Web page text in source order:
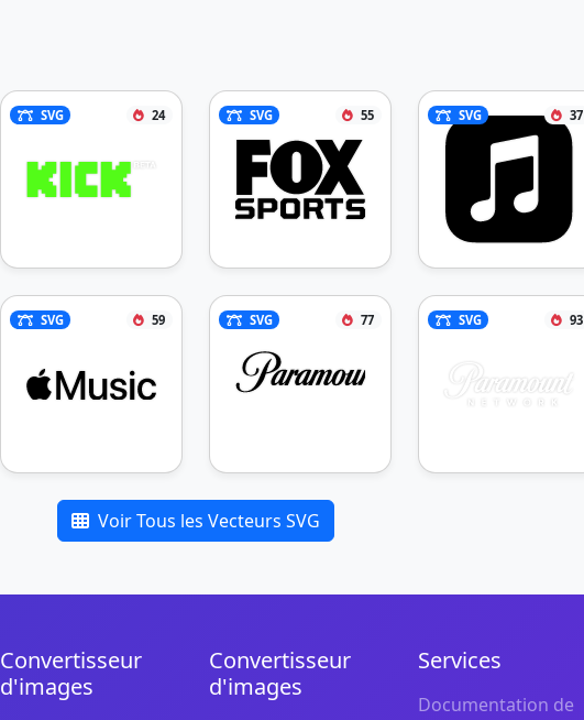
SVG 24 SVG 55 SVG 37
SVG 59 SVG 77 SVG 93
Voir Tous les Vecteurs SVG
Convertisseur
d'images
Convertisseur
d'images
Services
Documentation de